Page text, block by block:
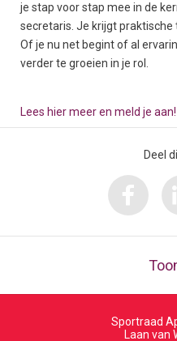
je stap voor stap mee in de
secretaris. Je krijgt praktische
Of je nu net begint of al
verder te groeien in je rol.
Lees hier meer en meld je aan!
Deel
Sportraad
Laan van